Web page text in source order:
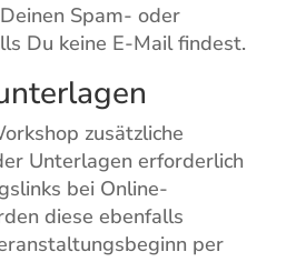
Spam- oder
Du keine E-Mail findest.
zusätzliche
Unterlagen erforderlich
bei Online-
diese ebenfalls
per